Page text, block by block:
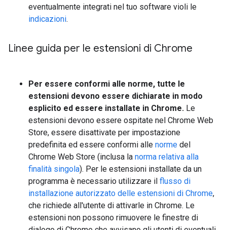
eventualmente integrati nel tuo software violi le
indicazioni.
Linee guida per le estensioni di Chrome
Per essere conformi alle norme, tutte le
estensioni devono essere dichiarate in modo
esplicito ed essere installate in Chrome. Le
estensioni devono essere ospitate nel Chrome Web
Store, essere disattivate per impostazione
predefinita ed essere conformi alle norme del
Chrome Web Store (inclusa la norma relativa alla
finalità singola). Per le estensioni installate da un
programma è necessario utilizzare il flusso di
installazione autorizzato delle estensioni di Chrome,
che richiede all'utente di attivarle in Chrome. Le
estensioni non possono rimuovere le finestre di